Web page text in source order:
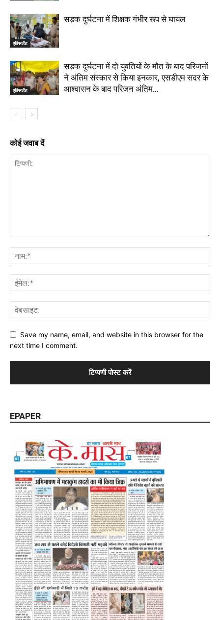
एक्सिडेंट
सड़क दुर्घटना में शिक्षक गंभीर रूप से घायल
एक्सिडेंट
सड़क दुर्घटना में दो युवतियों के मौत के बाद परिजनों
ने अंतिम संस्कार से किया इनकार, एसडीएम सदर के
आश्वासन के बाद परिजन अंतिम...
कोई जवाब दें
Save my name, email, and website in this browser for the
next time I comment.
EPAPER